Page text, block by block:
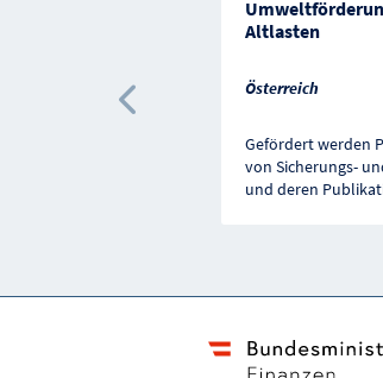
Altlasten
Österreich
Gefördert werden
von Sicherungs-
und deren
Vorherige